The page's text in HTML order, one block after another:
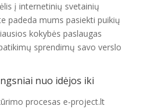
į internetinių svetainių
padeda mums pasiekti puikių
kokybės paslaugas
sprendimų savo verslo
nuo idėjos iki
procesas e-project.lt